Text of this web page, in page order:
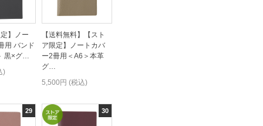
】ノー
用 バンド
黒×グ…
)
【送料無料】【スト
ア限定】ノートカバ
ー2冊用＜A6＞本革
グ…
5,500円 (税込)